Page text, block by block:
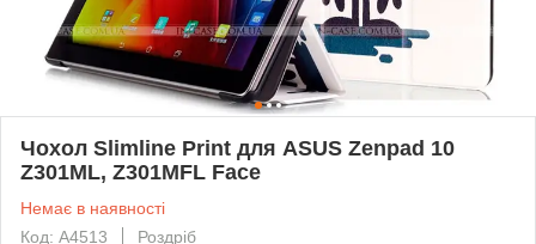
Чохол Slimline Print для ASUS Zenpad 10
Z301ML, Z301MFL Face
Немає в наявності
Код: A4513
Роздріб